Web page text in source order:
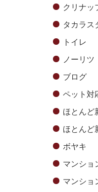
クリナッ
タカラス
トイレ
ノーリツ
ブログ
ペット対
ほとんど
ほとんど
ボヤキ
マンショ
マンショ